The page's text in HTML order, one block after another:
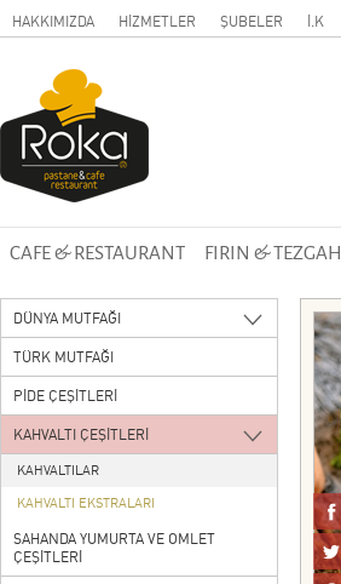
HAKKIMIZDA HİZMETLER ŞUBELER İ.K
CAFE & RESTAURANT FIRIN & TEZGAH
DÜNYA MUTFAĞI
TÜRK MUTFAĞI
PİDE ÇEŞİTLERİ
KAHVALTI ÇEŞİTLERİ
KAHVALTILAR
KAHVALTI EKSTRALARI
SAHANDA YUMURTA VE OMLET
ÇEŞİTLERİ